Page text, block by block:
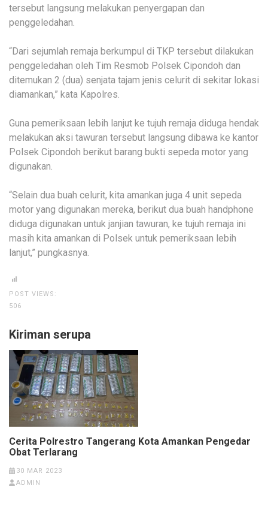
tersebut langsung melakukan penyergapan dan
penggeledahan.
“Dari sejumlah remaja berkumpul di TKP tersebut dilakukan
penggeledahan oleh Tim Resmob Polsek Cipondoh dan
ditemukan 2 (dua) senjata tajam jenis celurit di sekitar lokasi
diamankan,” kata Kapolres.
Guna pemeriksaan lebih lanjut ke tujuh remaja diduga hendak
melakukan aksi tawuran tersebut langsung dibawa ke kantor
Polsek Cipondoh berikut barang bukti sepeda motor yang
digunakan.
“Selain dua buah celurit, kita amankan juga 4 unit sepeda
motor yang digunakan mereka, berikut dua buah handphone
diduga digunakan untuk janjian tawuran, ke tujuh remaja ini
masih kita amankan di Polsek untuk pemeriksaan lebih
lanjut,” pungkasnya.
POST VIEWS:
506
Kiriman serupa
Cerita Polrestro Tangerang Kota Amankan Pengedar
Obat Terlarang
30 MAR 2023
ADMIN